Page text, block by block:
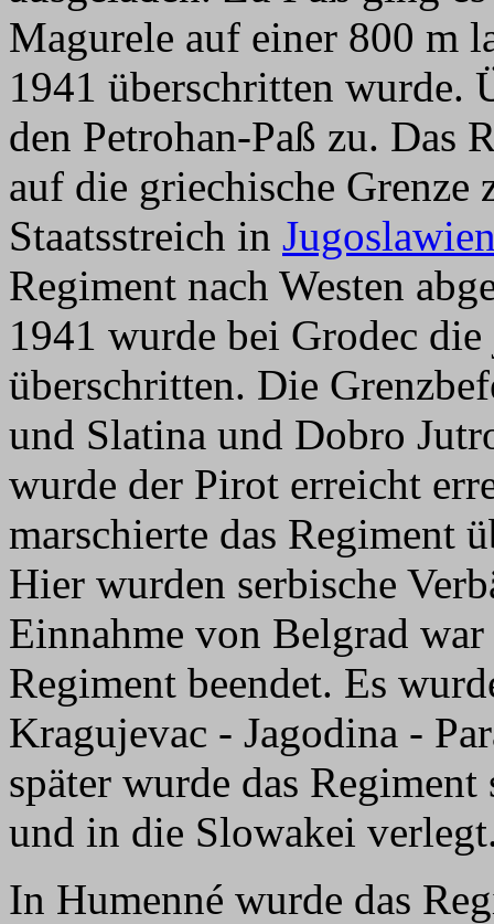
Magurele auf einer 800 m
1941 überschritten wurde.
den Petrohan-Paß zu. Das
auf die griechische Grenze
Staatsstreich in
Regiment nach Westen
1941 wurde bei Grodec
überschritten. Die
und Slatina und Dobro
wurde der Pirot erreicht
marschierte das Regiment
Hier wurden serbische
Einnahme von Belgrad
Regiment beendet. Es
Kragujevac - Jagodina -
später wurde das
und in die Slowakei
In Humenné wurde das